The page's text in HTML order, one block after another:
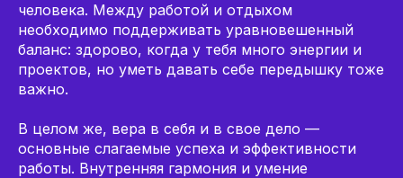
человека. Между работой и отдыхом
необходимо поддерживать уравновешенный
баланс: здорово, когда у тебя много энергии и
проектов, но уметь давать себе передышку тоже
важно.
В целом же, вера в себя и в свое дело —
основные слагаемые успеха и эффективности
работы. Внутренняя гармония и умение